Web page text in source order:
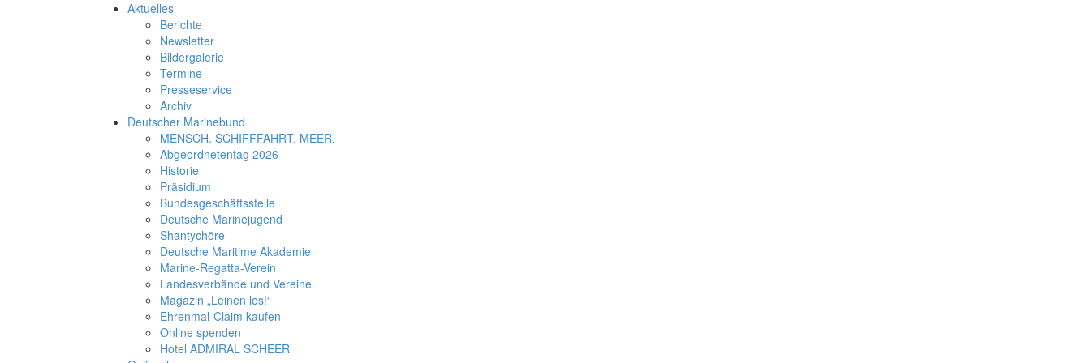
Aktuelles
Berichte
Newsletter
Bildergalerie
Termine
Presseservice
Archiv
Deutscher Marinebund
MENSCH. SCHIFFFAHRT. MEER.
Abgeordnetentag 2026
Historie
Präsidium
Bundesgeschäftsstelle
Deutsche Marinejugend
Shantychöre
Deutsche Maritime Akademie
Marine-Regatta-Verein
Landesverbände und Vereine
Magazin „Leinen los!“
Ehrenmal-Claim kaufen
Online spenden
Hotel ADMIRAL SCHEER